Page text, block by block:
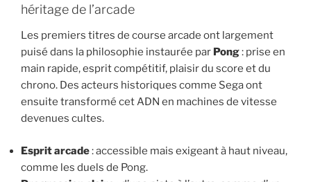
héritage de l’arcade
Les premiers titres de course arcade ont largement
puisé dans la philosophie instaurée par Pong: prise en
main rapide, esprit compétitif, plaisir du score et du
chrono. Des acteurs historiques comme Sega ont
ensuite transformé cet ADN en machines de vitesse
devenues cultes.
Esprit arcade: accessible mais exigeant à haut niveau,
comme les duels de Pong.